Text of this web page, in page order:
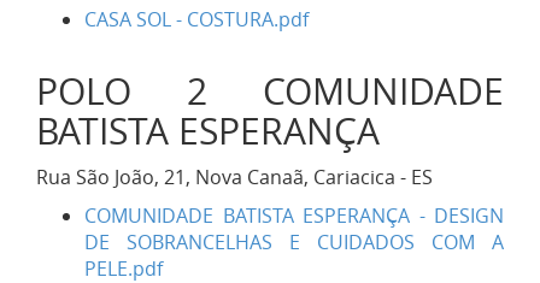
CASA SOL - COSTURA.pdf
POLO 2 COMUNIDADE
BATISTA ESPERANÇA
Rua São João, 21, Nova Canaã, Cariacica - ES
COMUNIDADE BATISTA ESPERANÇA - DESIGN
DE SOBRANCELHAS E CUIDADOS COM A
PELE.pdf